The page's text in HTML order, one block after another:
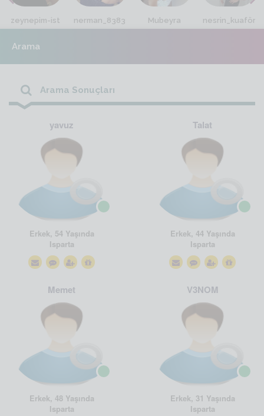
zeynepim-ist nerman_8383 Mubeyra nesrin_kuaför
Arama
Arama Sonuçları
yavuz
Erkek, 54 Yaşında
Isparta
Talat
Erkek, 44 Yaşında
Isparta
Memet
Erkek, 48 Yaşında
Isparta
V3NOM
Erkek, 31 Yaşında
Isparta